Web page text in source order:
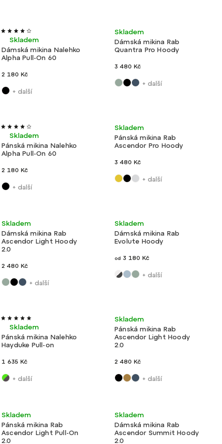
Novinka
Výroba
Dámská mikina Nalehko
Alpha Pull-On 60
Skladem
2 180 Kč
+ další
Ultralehké
Dámská mikina Rab
Quantra Pro Hoody
Skladem
3 480 Kč
+ další
Tip Ultralehké
Pánská mikina Nalehko
Alpha Pull-On 60
Skladem
2 180 Kč
+ další
Ultralehké
Pánská mikina Rab
Ascendor Pro Hoody
Skladem
3 480 Kč
+ další
Ultralehké
Dámská mikina Rab
Ascendor Light Hoody
2.0
Skladem
2 480 Kč
+ další
Lehké
Dámská mikina Rab
Evolute Hoody
Skladem
od 3 180 Kč
+ další
Akce
Pánská mikina Nalehko
Hayduke Pull-on
Skladem
1 635 Kč
+ další
Ultralehké
Pánská mikina Rab
Ascendor Light Hoody
2.0
Skladem
2 480 Kč
+ další
Novinka
Pánská mikina Rab
Ascendor Light Pull-On
2.0
Skladem
Dámská mikina Rab
Ascendor Summit Hoody
2.0
Skladem